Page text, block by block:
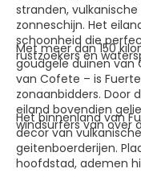
stranden,
zonneschijn. Het
schoonheid die
rustzoekers en
Met meer dan 150
goudgele duinen van
van Cofete – is
zonaanbidders. Door
eiland bovendien
windsurfers van over
Het binnenland van
decor van
geitenboerderijen.
hoofdstad, ademen